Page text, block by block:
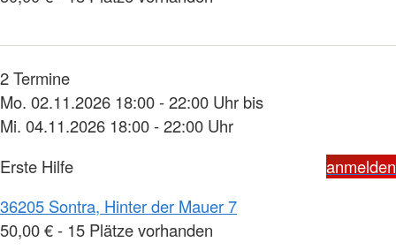
2 Termine
Mo. 02.11.2026 18:00 - 22:00 Uhr bis
Mi. 04.11.2026 18:00 - 22:00 Uhr
Erste Hilfe
anmelden
36205 Sontra, Hinter der Mauer 7
50,00 € - 15 Plätze vorhanden